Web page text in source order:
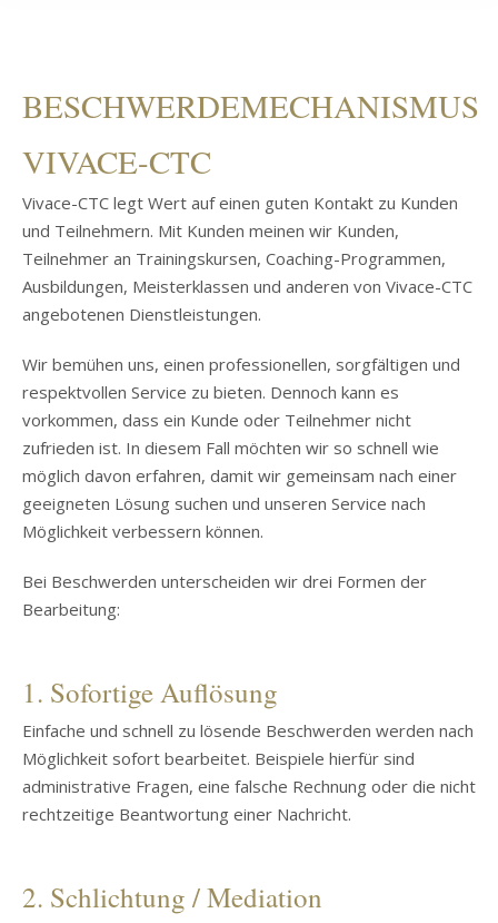
BESCHWERDEMECHANISMUS
VIVACE-CTC
Vivace-CTC legt Wert auf einen guten Kontakt zu Kunden
und Teilnehmern. Mit Kunden meinen wir Kunden,
Teilnehmer an Trainingskursen, Coaching-Programmen,
Ausbildungen, Meisterklassen und anderen von Vivace-CTC
angebotenen Dienstleistungen.
Wir bemühen uns, einen professionellen, sorgfältigen und
respektvollen Service zu bieten. Dennoch kann es
vorkommen, dass ein Kunde oder Teilnehmer nicht
zufrieden ist. In diesem Fall möchten wir so schnell wie
möglich davon erfahren, damit wir gemeinsam nach einer
geeigneten Lösung suchen und unseren Service nach
Möglichkeit verbessern können.
Bei Beschwerden unterscheiden wir drei Formen der
Bearbeitung:
1. Sofortige Auflösung
Einfache und schnell zu lösende Beschwerden werden nach
Möglichkeit sofort bearbeitet. Beispiele hierfür sind
administrative Fragen, eine falsche Rechnung oder die nicht
rechtzeitige Beantwortung einer Nachricht.
2. Schlichtung / Mediation